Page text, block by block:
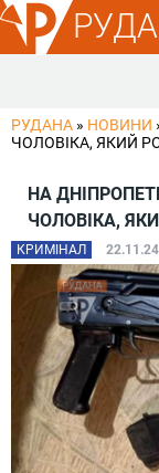
РУДАНА » НОВИНИ
ЧОЛОВІКА, ЯКИЙ
НА
ЧОЛОВІКА,
КРИМІНАЛ